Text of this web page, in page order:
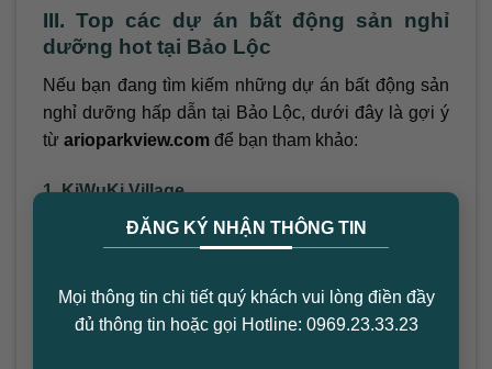
ĐĂNG KÝ NHẬN THÔNG TIN
Mọi thông tin chi tiết quý khách vui lòng điền đầy
đủ thông tin hoặc gọi Hotline: 0969.23.33.23
III. Top các dự án bất động sản nghỉ
dưỡng hot tại Bảo Lộc
Nếu bạn đang tìm kiếm những dự án bất động sản
nghỉ dưỡng hấp dẫn tại Bảo Lộc, dưới đây là gợi ý
từ arioparkview.com để bạn tham khảo:
1. KiWuKi Village
KiWuKi Village được xây dựng với quy mô 4,5 ha,
thiết kế nhà vườn đơn giản, tinh tế và hòa hợp với
45 nền đất với diện tích từ 600 – 1.200 m2. Khu vực
này rất phù hợp với những ai đang tìm kiếm một